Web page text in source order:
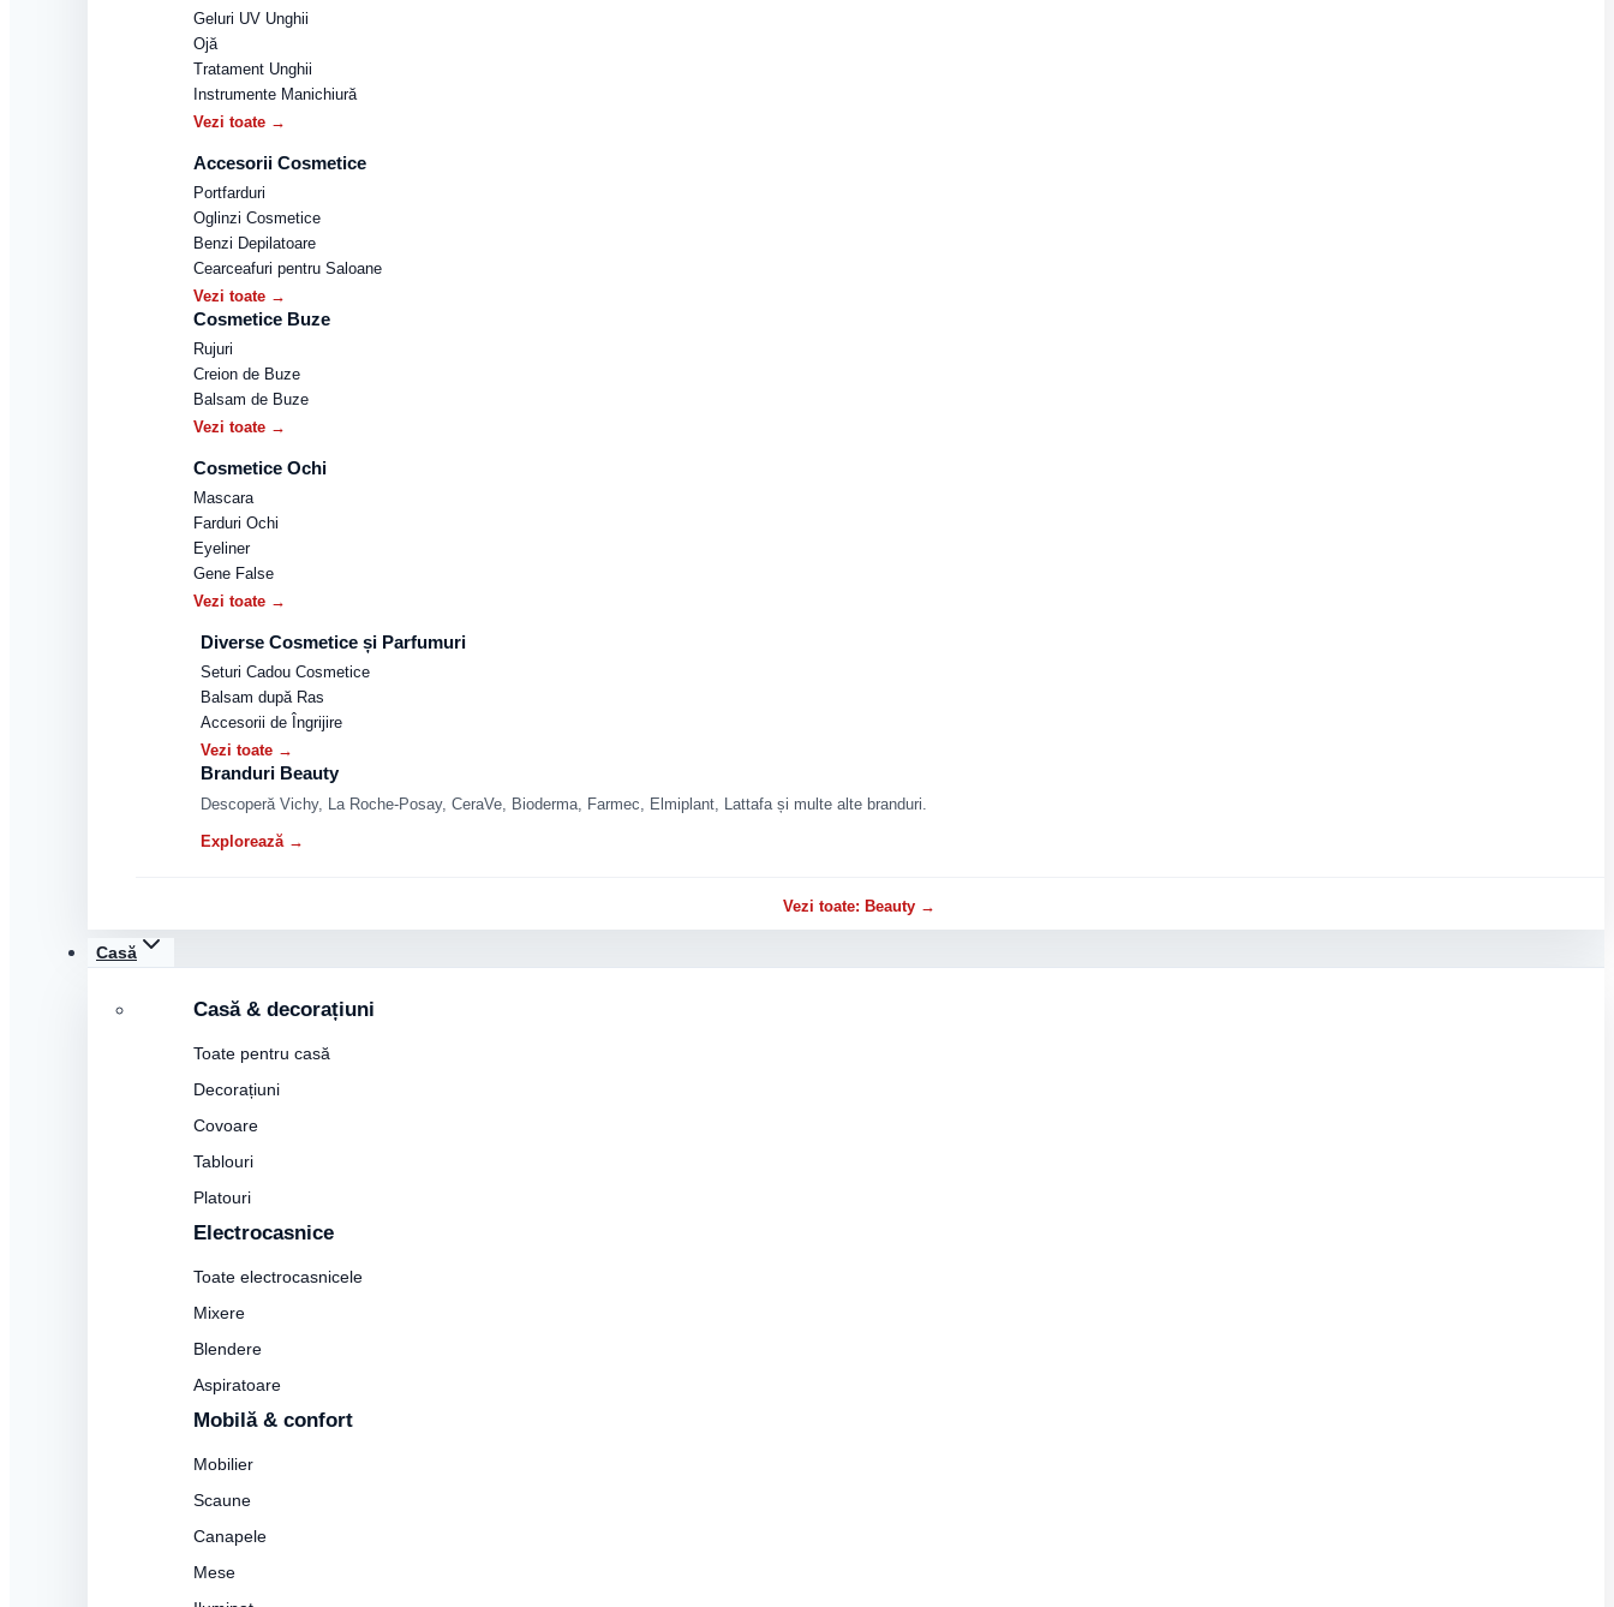
Geluri UV Unghii
Ojă
Tratament Unghii
Instrumente Manichiură
Vezi toate →
Accesorii Cosmetice
Portfarduri
Oglinzi Cosmetice
Benzi Depilatoare
Cearceafuri pentru Saloane
Vezi toate →
Cosmetice Buze
Rujuri
Creion de Buze
Balsam de Buze
Vezi toate →
Cosmetice Ochi
Mascara
Farduri Ochi
Eyeliner
Gene False
Vezi toate →
Diverse Cosmetice și Parfumuri
Seturi Cadou Cosmetice
Balsam după Ras
Accesorii de Îngrijire
Vezi toate →
Branduri Beauty
Descoperă Vichy, La Roche-Posay, CeraVe, Bioderma, Farmec, Elmiplant, Lattafa și multe alte branduri.
Explorează →
Vezi toate: Beauty →
Casă
Casă & decorațiuni
Toate pentru casă
Decorațiuni
Covoare
Tablouri
Platouri
Electrocasnice
Toate electrocasnicele
Mixere
Blendere
Aspiratoare
Mobilă & confort
Mobilier
Scaune
Canapele
Mese